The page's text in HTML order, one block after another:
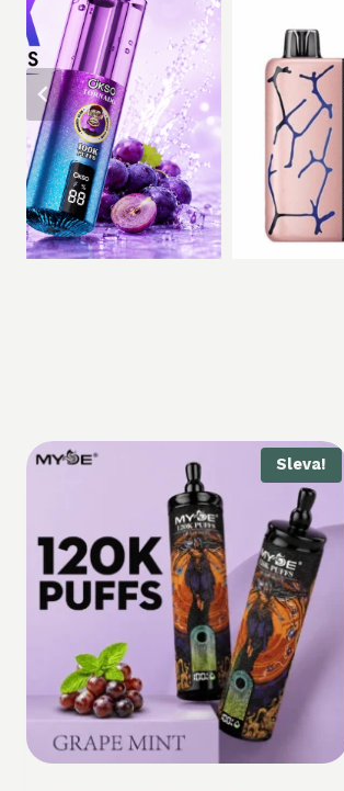
Sleva!